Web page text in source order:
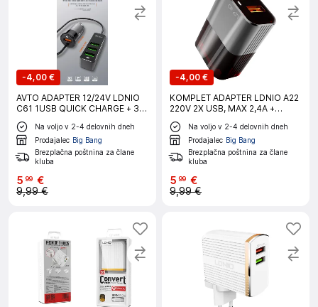
-4,00 €
AVTO ADAPTER 12/24V LDNIO
C61 1USB QUICK CHARGE + 3
USB 35W
Na voljo v 2-4 delovnih dneh
Prodajalec Big Bang
Brezplačna poštnina za člane
kluba
5 99 €
9,99 €
-4,00 €
KOMPLET ADAPTER LDNIO A22
220V 2X USB, MAX 2,4A +
LIGHTNING KABEL
Na voljo v 2-4 delovnih dneh
Prodajalec Big Bang
Brezplačna poštnina za člane
kluba
5 99 €
9,99 €